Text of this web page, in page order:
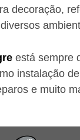
decoração,
está sempre
instalação
e muito